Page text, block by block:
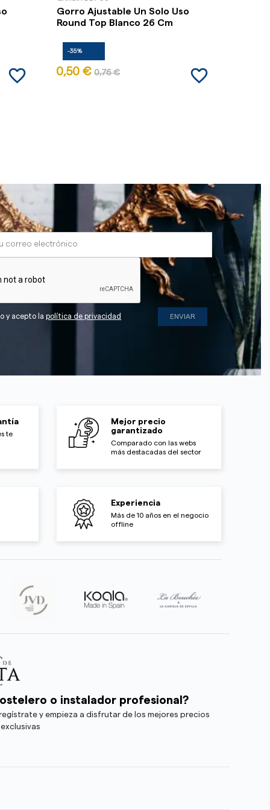
favorite_border
Gorro Ajustable Un Solo Uso
Round Top Blanco 26 Cm
-35%
0,50 € 0,76 € favorite_border
y acepto lapolítica de privacidad
te
Mejor precio
garantizado
Comparado con las webs
más destacadas del sector
Experiencia
Más de 10 años en el negocio
offline
o instalador profesional?
y empieza a disfrutar de los mejores precios